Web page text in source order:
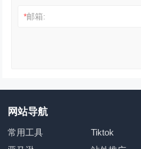
*邮箱:
网站导航
常用工具 Tiktok